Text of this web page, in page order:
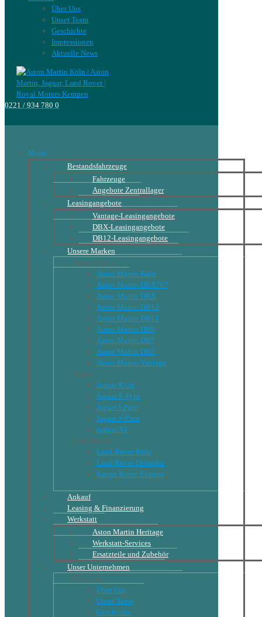
Über Uns
Unser Team
Geschichte
Impressionen
Aktuelle News
0221 / 934 780 0
Menü
Bestandsfahrzeuge
Fahrzeuge
Angebote Zentrallager
Leasingangebote
Vantage-Leasingangebote
DBX-Leasingangebote
DB12-Leasingangebote
Unsere Marken
Aston Martin
Aston Martin Köln
Aston Martin DBX707
Aston Martin DBX
Aston Martin DB12
Aston Martin DB11
Aston Martin DB9
Aston Martin DB7
Aston Martin DB5
Aston Martin Vantage
Jaguar
Jaguar Köln
Jaguar F-Type
Jaguar I-Pace
Jaguar F-Pace
Jaguar XF
Land Rover
Land Rover Köln
Land Rover Defender
Range Rover Evoque
Ankauf
Leasing & Finanzierung
Werkstatt
Aston Martin Heritage
Werkstatt-Services
Ersatzteile und Zubehör
Unser Unternehmen
Über Uns
Über Uns
Unser Team
Geschichte